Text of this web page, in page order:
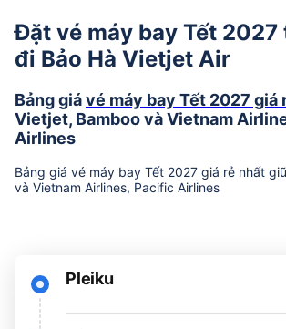
Đặt vé máy bay Tết 2027
đi Bảo Hà Vietjet Air
Bảng giávé máy bay Tết 2027 giá
Vietjet, Bamboo và Vietnam
Airlines
Bảng giá vé máy bay Tết 2027 giá rẻ nhất
và Vietnam Airlines, Pacific Airlines
Pleiku